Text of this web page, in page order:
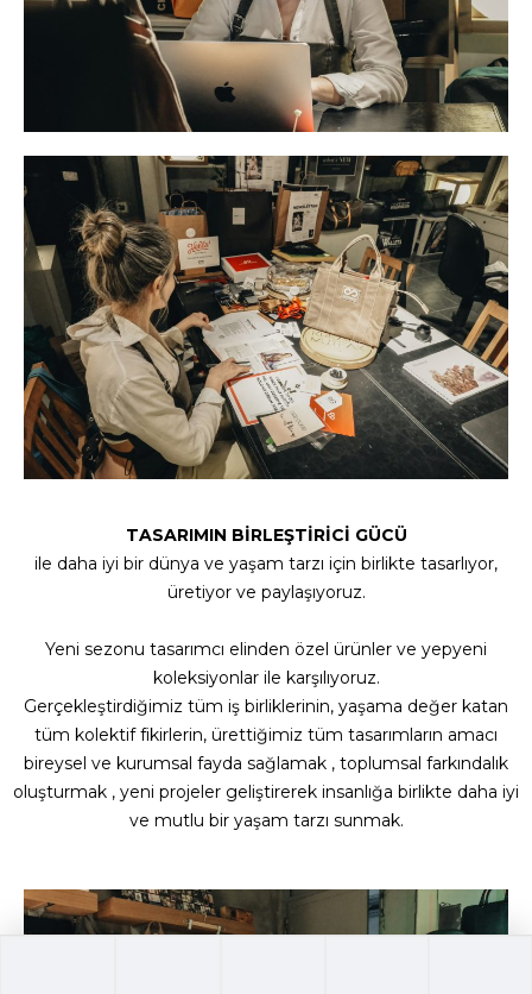
TASARIMIN BİRLEŞTİRİCİ GÜCÜ
ile daha iyi bir dünya ve yaşam tarzı için birlikte tasarlıyor,
üretiyor ve paylaşıyoruz.
Yeni sezonu tasarımcı elinden özel ürünler ve yepyeni
koleksiyonlar ile karşılıyoruz.
Gerçekleştirdiğimiz tüm iş birliklerinin, yaşama değer katan
tüm kolektif fikirlerin, ürettiğimiz tüm tasarımların amacı
bireysel ve kurumsal fayda sağlamak , toplumsal farkındalık
oluşturmak , yeni projeler geliştirerek insanlığa birlikte daha iyi
ve mutlu bir yaşam tarzı sunmak.